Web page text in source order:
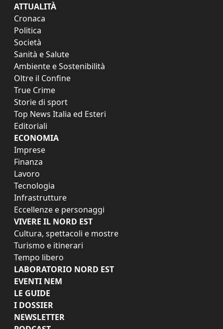
ATTUALITÀ
Cronaca
Politica
Società
Sanità e Salute
Ambiente e Sostenibilità
Oltre il Confine
True Crime
Storie di sport
Top News Italia ed Esteri
Editoriali
ECONOMIA
Imprese
Finanza
Lavoro
Tecnologia
Infrastrutture
Eccellenze e personaggi
VIVERE IL NORD EST
Cultura, spettacoli e mostre
Turismo e itinerari
Tempo libero
LABORATORIO NORD EST
EVENTI NEM
LE GUIDE
I DOSSIER
NEWSLETTER